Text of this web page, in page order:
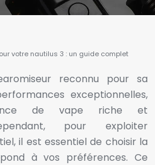
votre nautilus 3 : un guide complet
reconnu pour sa
exceptionnelles,
de vape riche et
pour exploiter
il est essentiel de choisir la
à vos préférences. Ce